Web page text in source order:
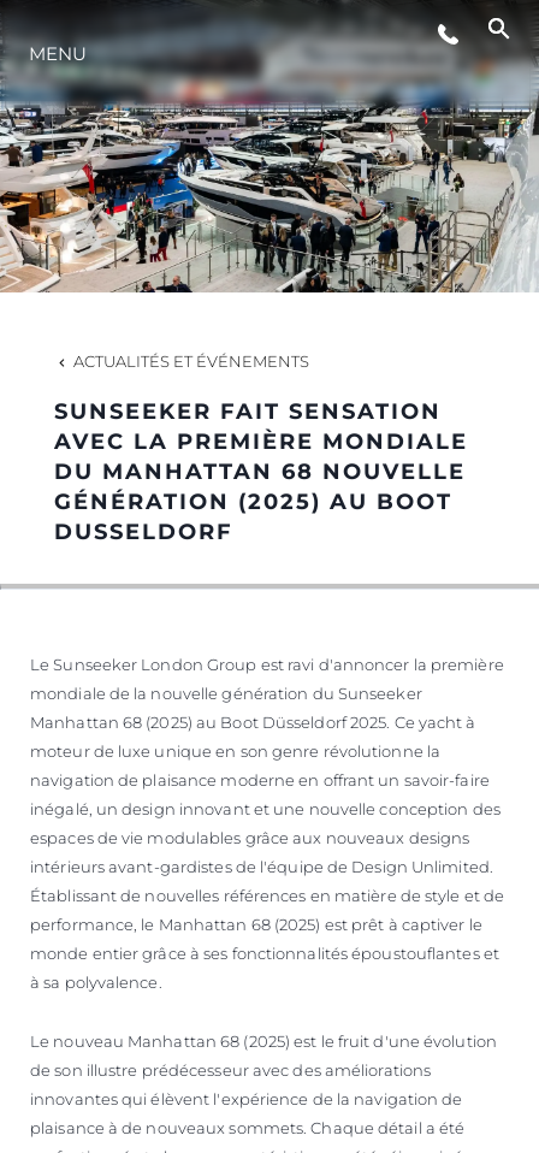
ÉVÉNEMENTS
STYLE DE VIE
L'INNOVATION
NOTRE HÉRITAGE
MENU
ACTUALITÉS ET ÉVÉNEMENTS
SUNSEEKER FAIT SENSATION
AVEC LA PREMIÈRE MONDIALE
DU MANHATTAN 68 NOUVELLE
GÉNÉRATION (2025) AU BOOT
DUSSELDORF
Le Sunseeker London Group est ravi d'annoncer la première
mondiale de la nouvelle génération du Sunseeker
Manhattan 68 (2025) au Boot Düsseldorf 2025. Ce yacht à
moteur de luxe unique en son genre révolutionne la
navigation de plaisance moderne en offrant un savoir-faire
inégalé, un design innovant et une nouvelle conception des
espaces de vie modulables grâce aux nouveaux designs
intérieurs avant-gardistes de l'équipe de Design Unlimited.
Établissant de nouvelles références en matière de style et de
performance, le Manhattan 68 (2025) est prêt à captiver le
monde entier grâce à ses fonctionnalités époustouflantes et
à sa polyvalence.
Le nouveau Manhattan 68 (2025) est le fruit d'une évolution
de son illustre prédécesseur avec des améliorations
innovantes qui élèvent l'expérience de la navigation de
plaisance à de nouveaux sommets. Chaque détail a été